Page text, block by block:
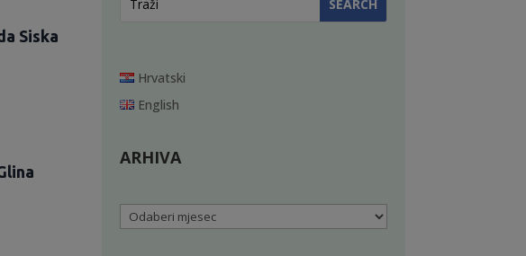
Siska
Hrvatski
English
ARHIVA
Arhiva